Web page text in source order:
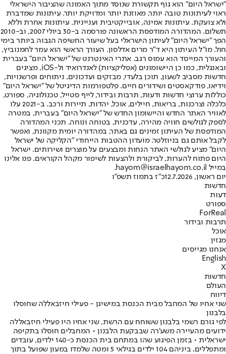
"ישראל היום" הוא גוף תקשורת שנוסד מתוך האמונה שהציבור הישראלי
ראוי לעיתונות טובה יותר, מאוזנת יותר ומדויקת יותר. עיתונות שמדברת
ולא צועקת. עיתונות אמינה, אובייקטיבית ועניינית. עיתונות אחרת וללא
תשלום. המהדורה המודפסת הראשונה פורסמה ב-30 ביולי 2007, וב-2010
הפך "ישראל היום" לעיתון הישראלי בעל שיעור החשיפה הגבוה ביותר בימי
חול. מו"ל העיתון היא ד"ר מרים אדלסון. העורך הראשי הוא עמר לחמנוביץ,
והעורך המייסד הוא עמוס רגב. אתרי האינטרנט של "ישראל היום" בעברית
ובאנגלית, כמו כן היישומונים (אפליקציות) לאנדרואיד ול-iOS, מציגים
חדשות מסביב לשעון, תוכן בלעדי, מבזקים ועדכונים, ניתוחים ופרשנויות,
וידיאו, פודקאסטים ושידורים חיים. פלטפורמות הדיגיטל של "ישראל היום"
כוללות ערוצי חדשות ודעות, תרבות ובידור, לייף סטייל, טכנולוגיה, ספורט,
כלכלה וצרכנות, בריאות, חיילים, אוכל, יהדות, תיירות ורכב. ב-2021 עלו
לאוויר האתר החדש והיישומון החדש של "ישראל היום" בעברית, במטרה
לספק לגולשים חוויה מהירה, עדכנית, בטוחה ונוחה. תכני המהדורה
המודפסת של העיתון זמינים גם באתר, במהדורה יומית מקוונת, ואפשר
לקבל אותם גם בניוזלטר. מועדון ההטבות הייחודי "הקליקה של ישראל
היום" מציע לגולשי האתר הנחות ומבצעים על מוצרים ושירותים. ישראל
היום פתוח להערות, לביקורת ולהצעות לשיפור מקהל הקוראים. פנו אלינו
במייל hayom@israelhayom.co.il.
יום ראשון, 12.7.2026
כ"ז בתמוז תשפ"ו
חדשות
דעות
ספורט
ForReal
תרבות ובידור
אוכל
מגזין
אנחנו מגייסים
English
X
חדשות
העולם
דיווח
שני אחיו של המחבל מבית הכנסת במישיגן - פעילי חיזבאללה שחוסלו
בלבנון
לפי גורם רשמי בלבנון ששוחח עם הרשת, שני אחיו היו פעילי חיזבאללה
ידועים מהעיירה משע'רה שבבקעת הלבנון • המחבלים חוסלו בתקיפה
ישראלית • בזמן הפיגוע שהו במתחם בית הכנסת כ-140 ילדים, עובדים
ומתפללים, ביניהם 104 ילדים בגילאי 5 ומטה שלמדו במעון שפועל בתוך